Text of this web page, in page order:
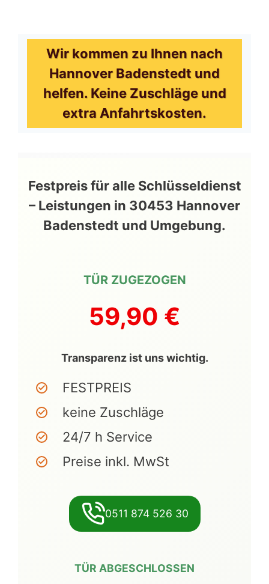
Wir kommen zu Ihnen nach
Hannover Badenstedt und
helfen. Keine Zuschläge und
extra Anfahrtskosten.
Festpreis für alle Schlüsseldienst
– Leistungen in 30453 Hannover
Badenstedt und Umgebung.
TÜR ZUGEZOGEN
59,90 €
Transparenz ist uns wichtig.
FESTPREIS
keine Zuschläge
24/7 h Service
Preise inkl. MwSt
0511 874 526 30
TÜR ABGESCHLOSSEN